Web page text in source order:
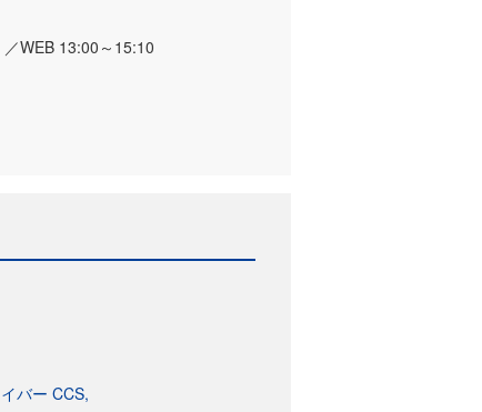
WEB 13:00～15:10
バー CCS